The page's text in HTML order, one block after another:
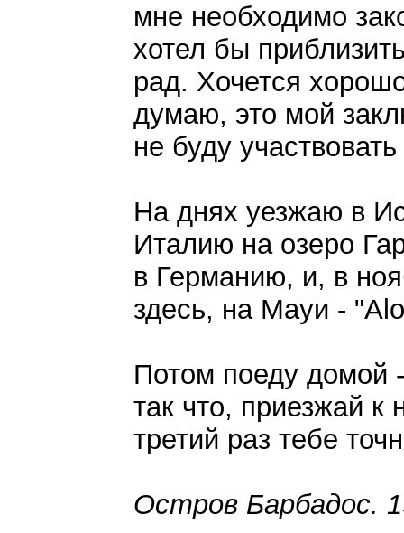
мне необходимо
хотел бы
рад. Хочется
думаю, это мой
не буду
На днях уезжаю в
Италию на озеро
в Германию, и, в
здесь, на Мауи -
Потом поеду домой
так что, приезжай
третий раз тебе
Остров Барбадос.